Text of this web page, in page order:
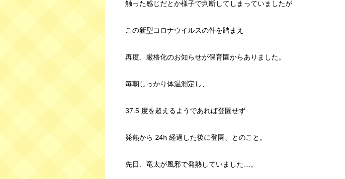
触った感じだとか様子で判断してしまっていましたが
この新型コロナウイルスの件を踏まえ
再度、厳格化のお知らせが保育園からありました。
毎朝しっかり体温測定し、
37.5 度を超えるようであれば登園せず
発熱から 24h 経過した後に登園、とのこと。
先日、竜太が風邪で発熱していました…。